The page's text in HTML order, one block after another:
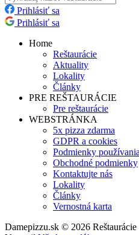
Prihlásiť sa
Prihlásiť sa
Home
Reštaurácie
Aktuality
Lokality
Články
PRE REŠTAURÁCIE
Pre reštaurácie
WEBSTRÁNKA
5x pizza zdarma
GDPR a cookies
Podmienky používania
Obchodné podmienky
Kontaktujte nás
Lokality
Články
Vernostná karta
Damepizzu.sk © 2026